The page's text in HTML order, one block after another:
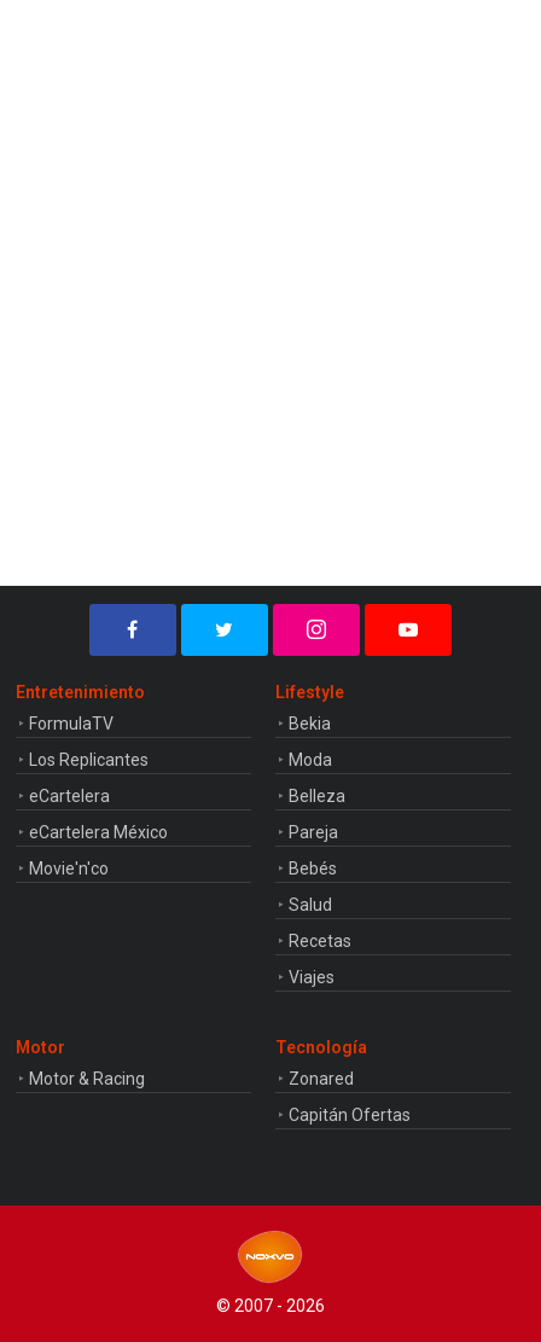
Entretenimiento
FormulaTV
Los Replicantes
eCartelera
eCartelera México
Movie'n'co
Lifestyle
Bekia
Moda
Belleza
Pareja
Bebés
Salud
Recetas
Viajes
Motor
Motor & Racing
Tecnología
Zonared
Capitán Ofertas
© 2007 - 2026